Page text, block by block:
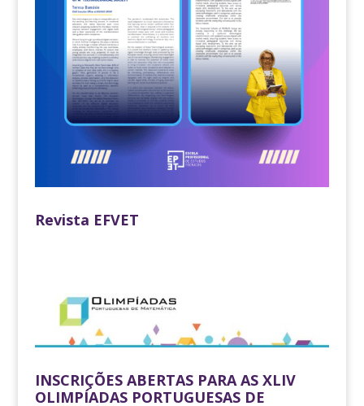
Revista EFVET
INSCRIÇÕES ABERTAS PARA AS XLIV
OLIMPÍADAS PORTUGUESAS DE